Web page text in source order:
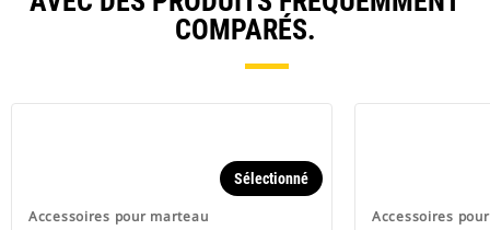
COMPARÉS.
Accessoires pour marteau
Sélectionné
Accessoires